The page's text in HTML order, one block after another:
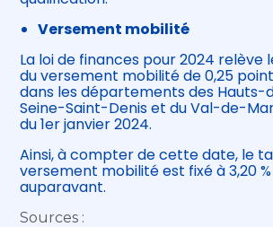
Versement mobilité
La loi de finances pour 2024 relève
du versement mobilité de 0,25
dans les départements des Hauts-
Seine-Saint-Denis et du Val-de-
du 1er janvier 2024.
Ainsi, à compter de cette date, le
versement mobilité est fixé à 3,20
auparavant.
Sources :